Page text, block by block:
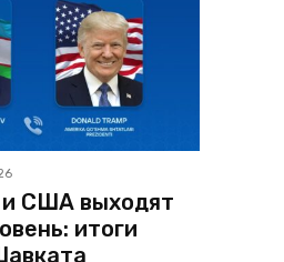
и США выходят
итоги